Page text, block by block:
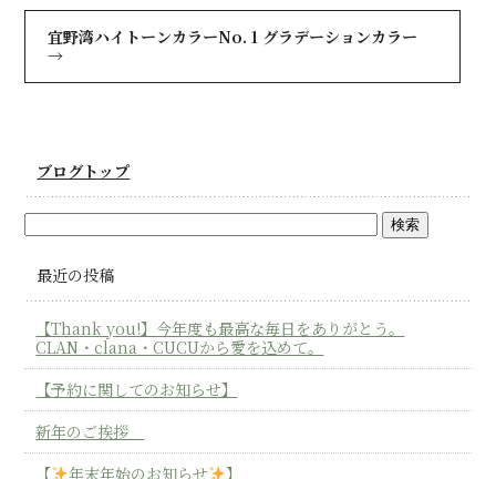
宜野湾ハイトーンカラーNo. 1 グラデーションカラー
→
ブログトップ
最近の投稿
【Thank you!】今年度も最高な毎日をありがとう。
CLAN・clana・CUCUから愛を込めて。
【予約に関してのお知らせ】
新年のご挨拶
【
年末年始のお知らせ 】